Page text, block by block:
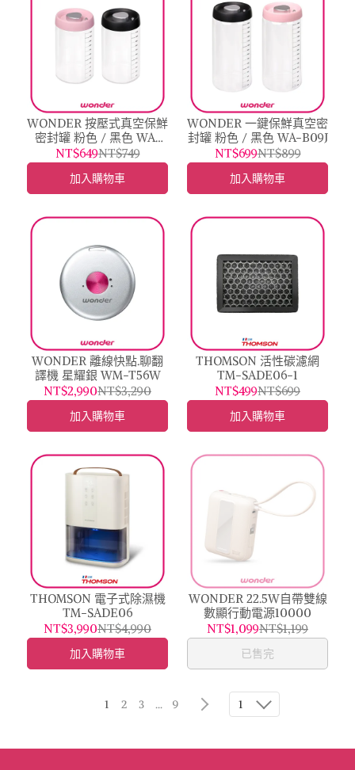
WONDER 按壓式真空保鮮
密封罐 粉色 / 黑色 WA-
B08J
NT$649NT$749
加入購物車
WONDER 一鍵保鮮真空密
封罐 粉色 / 黑色 WA-B09J
NT$699NT$899
加入購物車
WONDER 離線快點.聊翻
譯機 星耀銀 WM-T56W
NT$2,990NT$3,290
加入購物車
THOMSON 活性碳濾網
TM-SADE06-1
NT$499NT$699
加入購物車
THOMSON 電子式除濕機
TM-SADE06
NT$3,990NT$4,990
加入購物車
WONDER 22.5W自帶雙線
數顯行動電源10000
NT$1,099NT$1,199
已售完
1 2 3 ... 9 1